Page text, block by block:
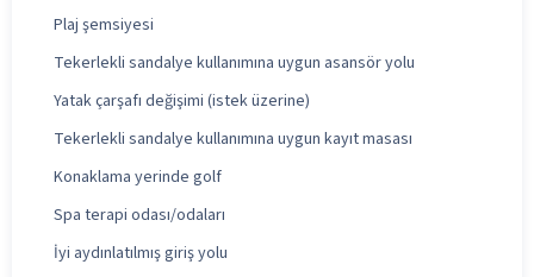
Plaj şemsiyesi
Tekerlekli sandalye kullanımına uygun asansör yolu
Yatak çarşafı değişimi (istek üzerine)
Tekerlekli sandalye kullanımına uygun kayıt masası
Konaklama yerinde golf
Spa terapi odası/odaları
İyi aydınlatılmış giriş yolu